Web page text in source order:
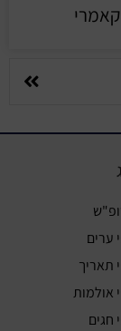
ערים
תאריך
אולמות
חגים